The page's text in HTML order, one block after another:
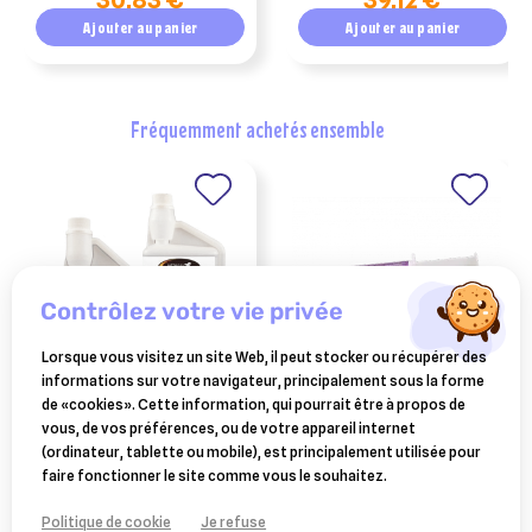
Ajouter au panier Ajouter au panier
fréquemment achetés ensemble
FARNAM
dolophyt horse master
complément alimentaire
pour le soutien locomoteur
des chevaux 450ml
39,90 €
AUDEVARD
ekygard flash seringue 60
ml
7,84 €
contrôlez votre vie privée
Lorsque vous visitez un site Web, il peut stocker ou récupérer des
informations sur votre navigateur, principalement sous la forme
de «cookies». Cette information, qui pourrait être à propos de
vous, de vos préférences, ou de votre appareil internet
(ordinateur, tablette ou mobile), est principalement utilisée pour
faire fonctionner le site comme vous le souhaitez.
Politique de cookie Je refuse